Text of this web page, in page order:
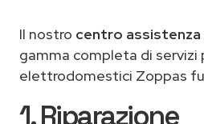
Il nostro centro assistenza
gamma completa di servizi
elettrodomestici Zoppas
1. Riparazione